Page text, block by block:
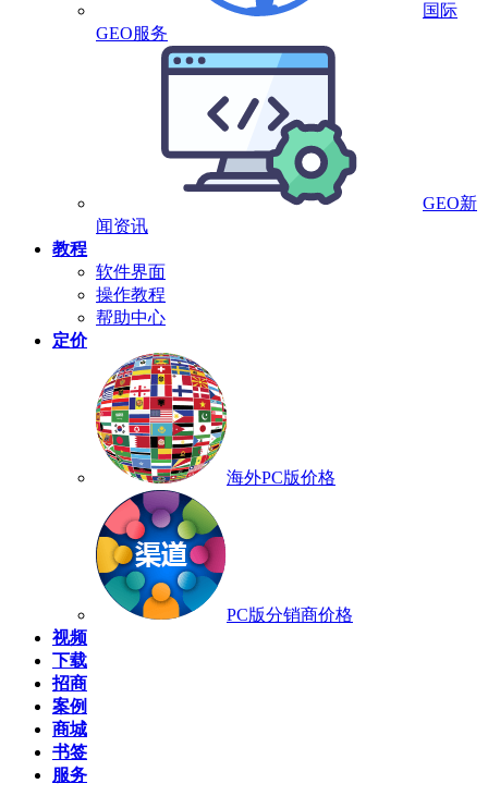
国际
GEO服务
GEO新
闻资讯
教程
软件界面
操作教程
帮助中心
定价
海外PC版价格
PC版分销商价格
视频
下载
招商
案例
商城
书签
服务